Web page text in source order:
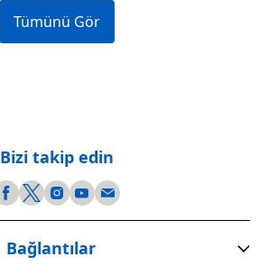
Tümünü Gör
Bizi takip edin
Bağlantılar